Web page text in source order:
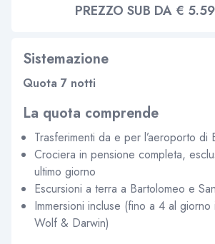
PREZZO SUB DA €
Sistemazione
Quota 7 notti
La quota comprende
Trasferimenti da e per l’aeroporto di
Crociera in pensione completa,
ultimo giorno
Escursioni a terra a Bartolomeo e
Immersioni incluse (fino a 4 al
Wolf & Darwin)